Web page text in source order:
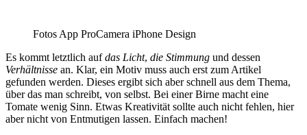
Fotos App ProCamera iPhone Design
Es kommt letztlich aufdas Licht, die Stimmung und dessen
Verhältnisse an. Klar, ein Motiv muss auch erst zum Artikel
gefunden werden. Dieses ergibt sich aber schnell aus dem Thema,
über das man schreibt, von selbst. Bei einer Birne macht eine
Tomate wenig Sinn. Etwas Kreativität sollte auch nicht fehlen, hier
aber nicht von Entmutigen lassen. Einfach machen!